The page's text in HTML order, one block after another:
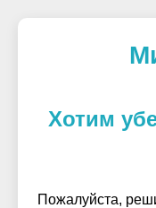
Хотим
Пожалуйста,